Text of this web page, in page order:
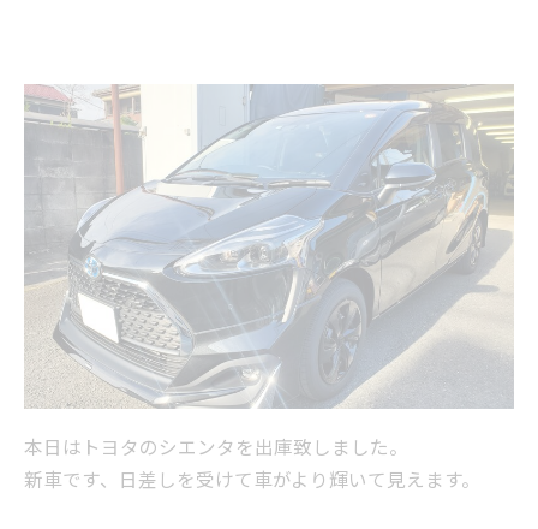
本日はトヨタのシエンタを出庫致しました。
新車です、日差しを受けて車がより輝いて見えます。